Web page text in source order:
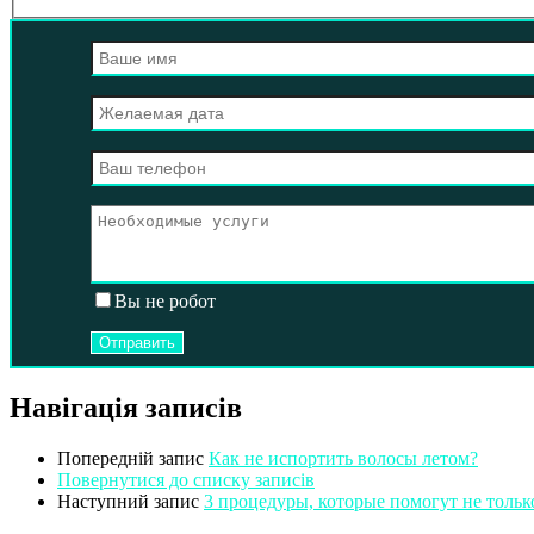
Вы не робот
Навігація записів
Попередній запис Как не испортить волосы летом?
Повернутися до списку записів
Наступний запис 3 процедуры, которые помогут не